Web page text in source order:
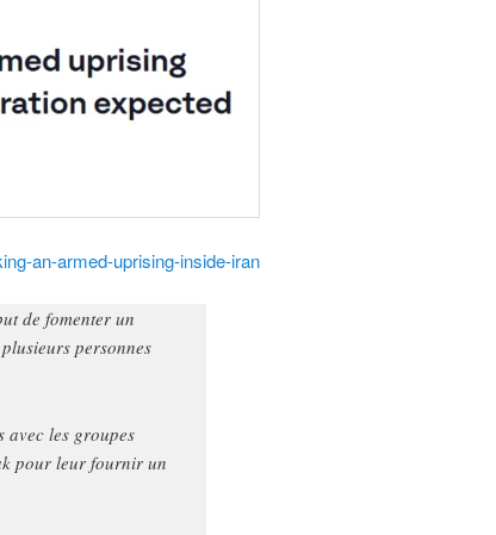
an-armed-uprising-inside-iran
de fomenter un
personnes
avec les groupes
pour leur fournir un